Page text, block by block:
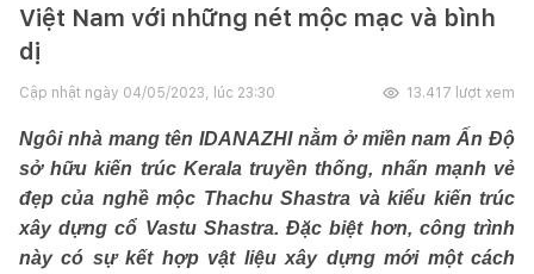
Việt Nam với những nét mộc mạc và bình
dị
Cập nhật ngày 04/05/2023, lúc 23:30 13.417 lượt xem
Ngôi nhà mang tên IDANAZHI nằm ở miền nam Ấn Độ
sở hữu kiến trúc Kerala truyền thống, nhấn mạnh vẻ
đẹp của nghề mộc Thachu Shastra và kiểu kiến trúc
xây dựng cổ Vastu Shastra. Đặc biệt hơn, công trình
này có sự kết hợp vật liệu xây dựng mới một cách